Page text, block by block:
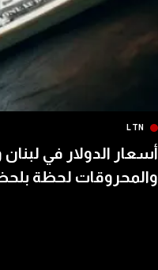
LTN
أسعار الدولار في لبنان
والمحروقات لحظة